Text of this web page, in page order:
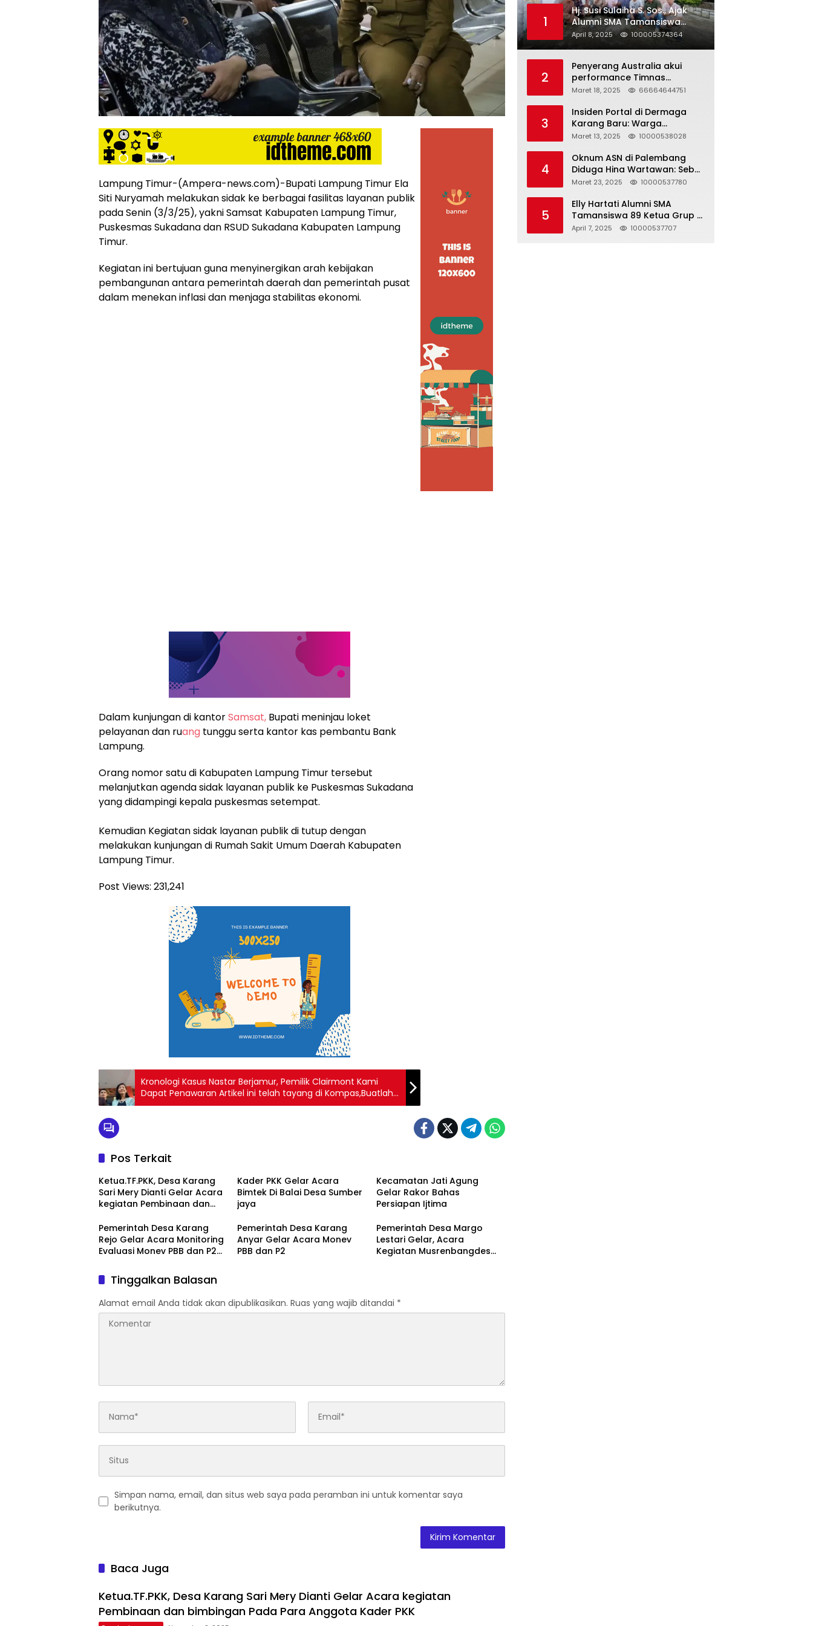
siber
lebih
eksklusif,
bergaya
trendi,
mengandung
unsur
edukasi,
gaya
hiburan,
bebas
dari
narkoba
dan
berita
asusila
Media
dan
Online
Ampera
News
Lampung Timur-(Ampera-news.com)-Bupati Lampung Timur Ela
Siti Nuryamah melakukan sidak ke berbagai fasilitas layanan publik
pada Senin (3/3/25), yakni Samsat Kabupaten Lampung Timur,
Puskesmas Sukadana dan RSUD Sukadana Kabupaten Lampung
Timur.
Kegiatan ini bertujuan guna menyinergikan arah kebijakan
pembangunan antara pemerintah daerah dan pemerintah pusat
dalam menekan inflasi dan menjaga stabilitas ekonomi.
Dalam kunjungan di kantorSamsat, Bupati meninjau loket
pelayanan dan ruang tunggu serta kantor kas pembantu Bank
Lampung.
Orang nomor satu di Kabupaten Lampung Timur tersebut
melanjutkan agenda sidak layanan publik ke Puskesmas Sukadana
yang didampingi kepala puskesmas setempat.
Kemudian Kegiatan sidak layanan publik di tutup dengan
melakukan kunjungan di Rumah Sakit Umum Daerah Kabupaten
Lampung Timur.
Post Views: 231,241
Kronologi Kasus Nastar Berjamur, Pemilik Clairmont Kami
Dapat Penawaran Artikel ini telah tayang di Kompas,Buatlah
judul di samping menjadi lebih menarik
Pos Terkait
Ketua.TF.PKK, Desa Karang
Sari Mery Dianti Gelar Acara
kegiatan Pembinaan dan
Anggota Kader PKK
Kader PKK Gelar Acara
Bimtek Di Balai Desa Sumber
jaya
Kecamatan Jati Agung
Gelar Rakor Bahas
Persiapan Ijtima
Pemerintah Desa Karang
Rejo Gelar Acara Monitoring
Evaluasi Monev PBB dan P2
Pemerintah Desa Karang
Anyar Gelar Acara Monev
PBB dan P2
Pemerintah Desa Margo
Lestari Gelar, Acara
Kegiatan Musrenbangdes
Tinggalkan Balasan
Alamat email Anda tidak akan dipublikasikan. Ruas yang wajib ditandai *
Simpan nama, email, dan situs web saya pada peramban ini untuk komentar saya
berikutnya.
Baca Juga
Ketua.TF.PKK, Desa Karang Sari Mery Dianti Gelar Acara kegiatan
Pembinaan dan bimbingan Pada Para Anggota Kader PKK
1
Hj. Susi Sulaiha S. Sos., Ajak
Alumni SMA Tamansiswa
Palembang Angkatan 91 Halal
Bihalal
April 8, 2025 100005374364
2
Penyerang Australia akui
performance Timnas
Indonesia
Maret 18, 2025 66664644751
3
Insiden Portal di Dermaga
Karang Baru: Warga
Klarifikasi dan Kritik
Akurat
Maret 13, 2025 10000538028
4
Oknum ASN di Palembang
Diduga Hina Wartawan: Sebut
Profesi Jurnalis Hanya
Berujung Dugaan
Pelanggaran UU ITE!
Maret 23, 2025 10000537780
5
Elly Hartati Alumni SMA
Tamansiswa 89 Ketua Grup S
4 Laksanakan Giat
April 7, 2025 10000537707